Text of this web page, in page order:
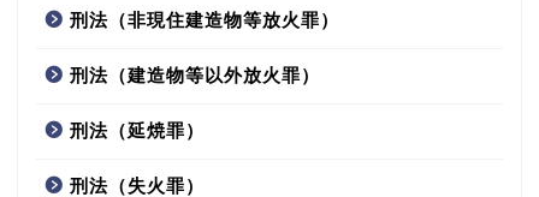
刑法（非現住建造物等放火罪）
刑法（建造物等以外放火罪）
刑法（延焼罪）
刑法（失火罪）